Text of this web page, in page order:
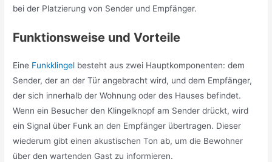
bei der Platzierung von Sender und Empfänger.
Funktionsweise und Vorteile
Eine Funkklingel besteht aus zwei Hauptkomponenten: dem
Sender, der an der Tür angebracht wird, und dem Empfänger,
der sich innerhalb der Wohnung oder des Hauses befindet.
Wenn ein Besucher den Klingelknopf am Sender drückt, wird
ein Signal über Funk an den Empfänger übertragen. Dieser
wiederum gibt einen akustischen Ton ab, um die Bewohner
über den wartenden Gast zu informieren.